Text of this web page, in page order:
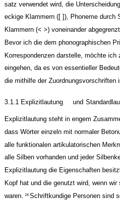
satz verwendet wird, die
eckige Klammern ([ ]), Phoneme durch
Klammern (< >) voneinander abgegrenzt.
Bevor ich die dem phonographischen
Korrespondenzen darstelle, möchte
eingehen, da es von essentieller
die mithilfe der Zuordnungsvorschriften
3.1.1 Explizitlautung und
Explizitlautung steht in engem
dass Wörter einzeln mit normaler
alle funktionalen artikulatorischen
alle Silben vorhanden und jeder
Explizitlautung die Eigenschaften
Kopf hat und die genutzt wird, wenn
waren.
28 Schriftkundige Personen sind